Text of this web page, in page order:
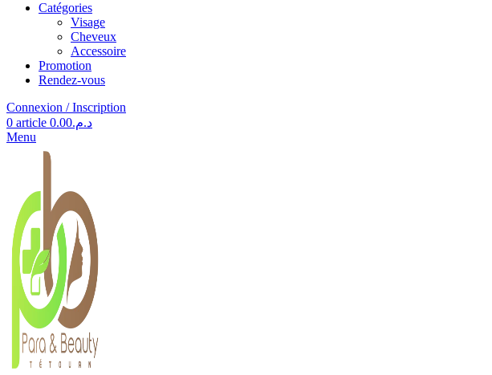
Catégories
Visage
Cheveux
Accessoire
Promotion
Rendez-vous
Connexion / Inscription
0 article د.م.0.00
Menu